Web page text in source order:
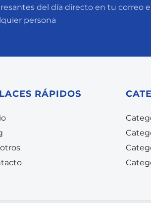
del día directo en tu correo
persona
RÁPIDOS